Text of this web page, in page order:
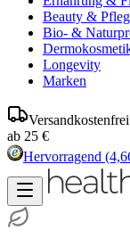
Beauty &
Bio- &
Longevity
Marken
ab 25 €
Hervorragend